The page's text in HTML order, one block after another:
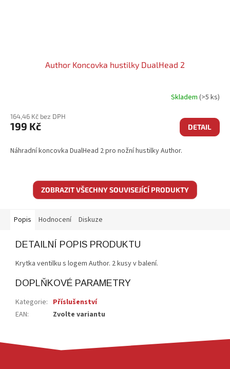
Author Koncovka hustilky DualHead 2
Skladem (>5 ks)
164,46 Kč bez DPH
199 Kč DETAIL
Náhradní koncovka DualHead 2 pro nožní hustilky Author.
ZOBRAZIT VŠECHNY SOUVISEJÍCÍ PRODUKTY
Popis Hodnocení Diskuze
DETAILNÍ POPIS PRODUKTU
Krytka ventilku s logem Author. 2 kusy v balení.
DOPLŇKOVÉ PARAMETRY
Kategorie: Příslušenství
EAN: Zvolte variantu